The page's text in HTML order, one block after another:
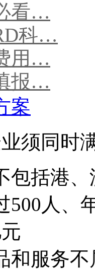
看…
科…
用…
报…
案
须同时
包括港
500人、
和服务